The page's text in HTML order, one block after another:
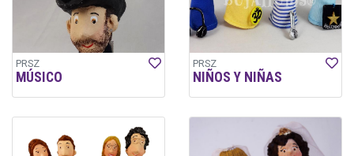
PRSZ
MÚSICO
PRSZ
NIÑOS Y NIÑAS